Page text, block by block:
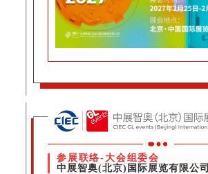
参展联络-大会组委会
中展智奥(北京)国际展览有限公司